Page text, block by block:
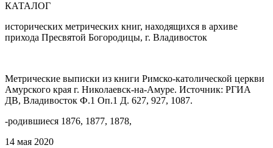
КАТАЛОГ
исторических метрических книг, находящихся в архиве
прихода Пресвятой Богородицы, г. Владивосток
Метрические выписки из книги Римско-католической церкви
Амурского края г. Николаевск-на-Амуре. Источник: РГИА
ДВ, Владивосток Ф.1 Оп.1 Д. 627, 927, 1087.
-родившиеся 1876, 1877, 1878,
14 мая 2020